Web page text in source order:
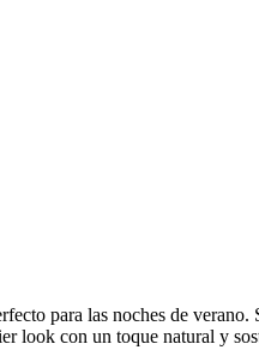
para las noches de
look con un toque natural y